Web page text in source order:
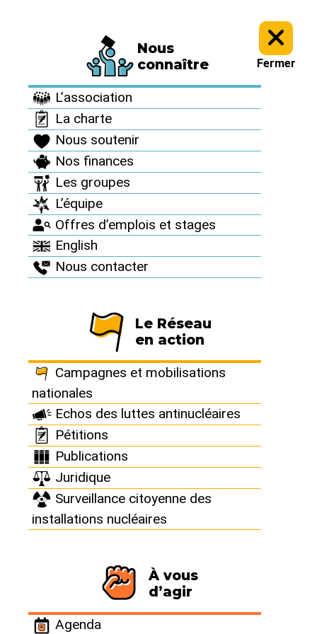
Nous
connaître
L’association
La charte
Nous soutenir
Nos finances
Les groupes
L’équipe
Offres d’emplois et stages
English
Nous contacter
Le Réseau
en action
Campagnes et mobilisations
nationales
Echos des luttes antinucléaires
Pétitions
Publications
Juridique
Surveillance citoyenne des
installations nucléaires
À vous
d’agir
Agenda
Fermer
Informez vous > Nos dossiers et analyses >
Hommages aux
militant·es antinucléaires >
Hommages aux
militant·es
antinucléaires
Hommage à
Massimo Bonfatti
Publié le 4 septembre 2020
Source : Association Internationale pour la
Protection contre les Rayons Ionisants
https://aipri.blogspot.com/2020/09/hommage-
massimo-bonfatti-mondo-in.html